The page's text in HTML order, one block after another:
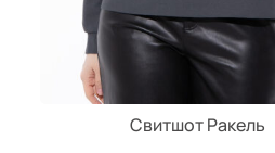
Свитшот Ракель